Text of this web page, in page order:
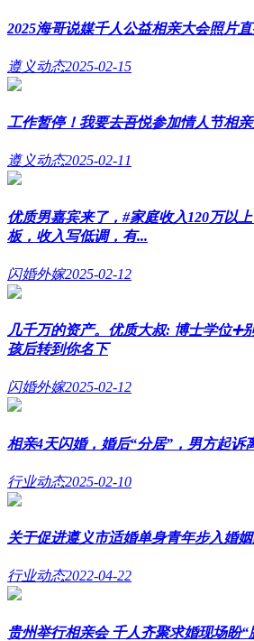
2025海哥说媒千人公益相亲大会照片
遵义动态2025-02-15
工作暂停！我要去吾悦参加情人节相亲
遵义动态2025-02-11
优质男嘉宾来了，#家庭收入120万以
板，收入写低调，有...
闪婚外嫁2025-02-12
几千万的资产。优质大叔: 博士学位➕
孩后转到你名下
闪婚外嫁2025-02-12
相亲4天闪婚，婚后“分居”，男方起诉
行业动态2025-02-10
关于促进遵义市适婚单身青年步入婚
行业动态2022-04-22
贵州举行相亲会 千人齐聚求婚现场盼“